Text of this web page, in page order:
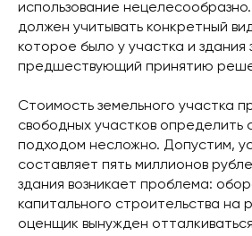
использование
должен учитывать конкретный
которое было у участка и здания
предшествующий принятию
Стоимость земельного участка
свободных участков определить
подходом несложно. Допустим,
составляет пять миллионов
здания возникает проблема:
капитального строительства на
оценщик вынужден